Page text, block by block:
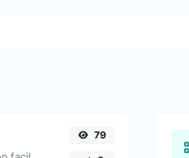
79